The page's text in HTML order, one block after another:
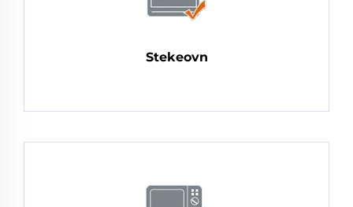
Stekeovn